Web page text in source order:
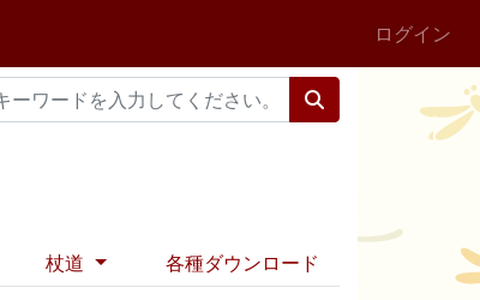
ログイン
杖道 各種ダウンロード